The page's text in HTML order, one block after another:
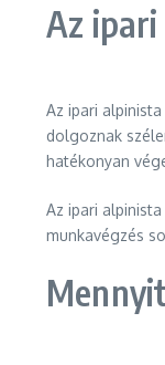
Az
Az ipari
dolgoznak
hatékonyan
Az ipari
munkavégzés